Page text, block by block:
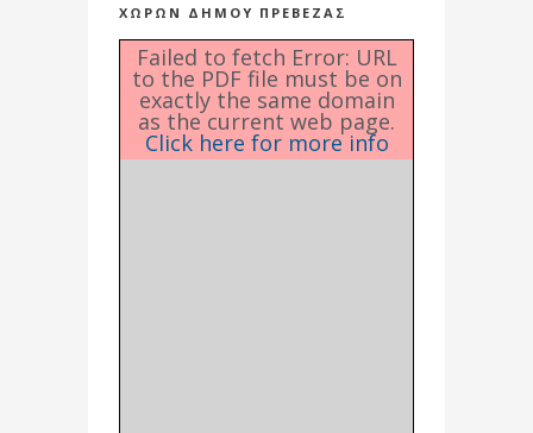
ΧΩΡΩΝ ΔΗΜΟΥ ΠΡΕΒΕΖΑΣ
Failed to fetch Error: URL
to the PDF file must be on
exactly the same domain
as the current web page.
Click here for more info